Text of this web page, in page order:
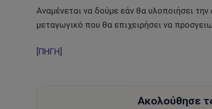
Αναμένεται να δούμε εάν θα υλοποιήσει
μεταγωγικό που θα επιχειρήσει να
ΠΗΓΗ
Ακολούθησε